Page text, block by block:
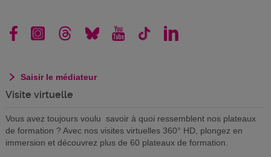
Saisir le médiateur
Visite virtuelle
Vous avez toujours voulu savoir à quoi ressemblent nos plateaux
de formation ? Avec nos visites virtuelles 360° HD, plongez en
immersion et découvrez plus de 60 plateaux de formation.